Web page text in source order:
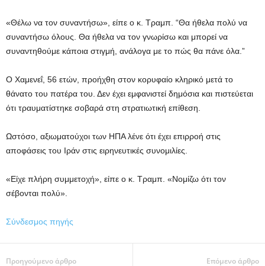
«Θέλω να τον συναντήσω», είπε ο κ. Τραμπ. “Θα ήθελα πολύ να
συναντήσω όλους. Θα ήθελα να τον γνωρίσω και μπορεί να
συναντηθούμε κάποια στιγμή, ανάλογα με το πώς θα πάνε όλα.”
Ο Χαμενεΐ, 56 ετών, προήχθη στον κορυφαίο κληρικό μετά το
θάνατο του πατέρα του. Δεν έχει εμφανιστεί δημόσια και πιστεύεται
ότι τραυματίστηκε σοβαρά στη στρατιωτική επίθεση.
Ωστόσο, αξιωματούχοι των ΗΠΑ λένε ότι έχει επιρροή στις
αποφάσεις του Ιράν στις ειρηνευτικές συνομιλίες.
«Είχε πλήρη συμμετοχή», είπε ο κ. Τραμπ. «Νομίζω ότι τον
σέβονται πολύ».
Σύνδεσμος πηγής
Προηγούμενο άρθρο Επόμενο άρθρο